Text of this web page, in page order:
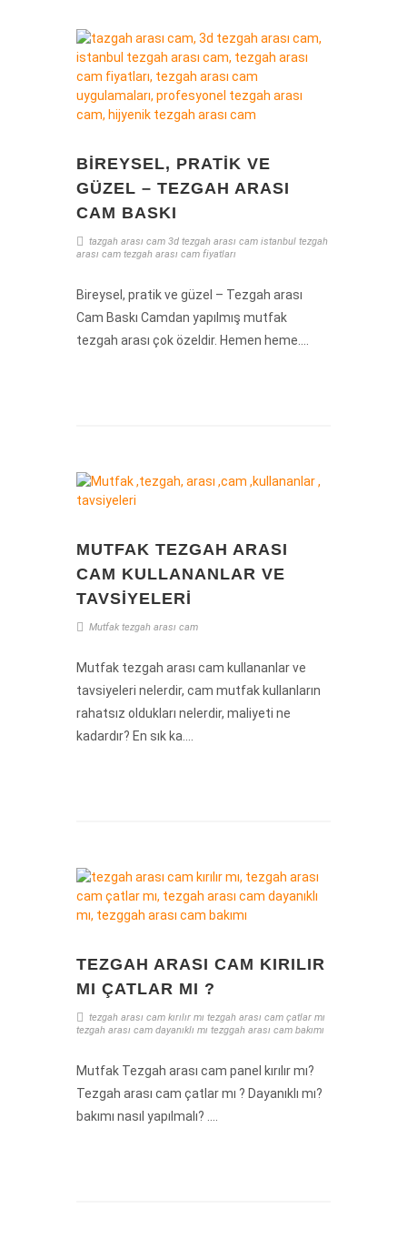
BIREYSEL, PRATIK VE
GÜZEL – TEZGAH ARASI
CAM BASKI
tazgah arası cam 3d tezgah arası cam istanbul tezgah
arası cam tezgah arası cam fiyatları
Bireysel, pratik ve güzel – Tezgah arası
Cam Baskı Camdan yapılmış mutfak
tezgah arası çok özeldir. Hemen heme....
MUTFAK TEZGAH ARASI
CAM KULLANANLAR VE
TAVSIYELERI
Mutfak tezgah arası cam
Mutfak tezgah arası cam kullananlar ve
tavsiyeleri nelerdir, cam mutfak kullanların
rahatsız oldukları nelerdir, maliyeti ne
kadardır? En sık ka....
TEZGAH ARASI CAM KIRILIR
MI ÇATLAR MI ?
tezgah arası cam kırılır mı tezgah arası cam çatlar mı
tezgah arası cam dayanıklı mı tezggah arası cam bakımı
Mutfak Tezgah arası cam panel kırılır mı?
Tezgah arası cam çatlar mı ? Dayanıklı mı?
bakımı nasıl yapılmalı? ....